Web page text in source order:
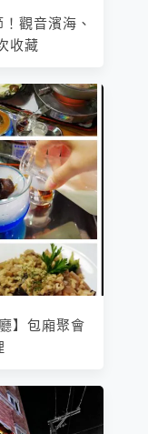
觀音濱海、
收藏
】包廂聚會